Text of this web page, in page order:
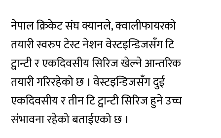
नेपाल क्रिकेट संघ क्यानले, क्वालीफायरको
तयारी स्वरुप टेस्ट नेशन वेस्टइन्डिजसँग टि
ट्वान्टी र एकदिवसीय सिरिज खेल्ने आन्तरिक
तयारी गरिरहेको छ । वेस्टइन्डिजसँग दुई
एकदिवसीय र तीन टि ट्वान्टी सिरिज हुने उच्च
संभावना रहेको बताईएको छ ।